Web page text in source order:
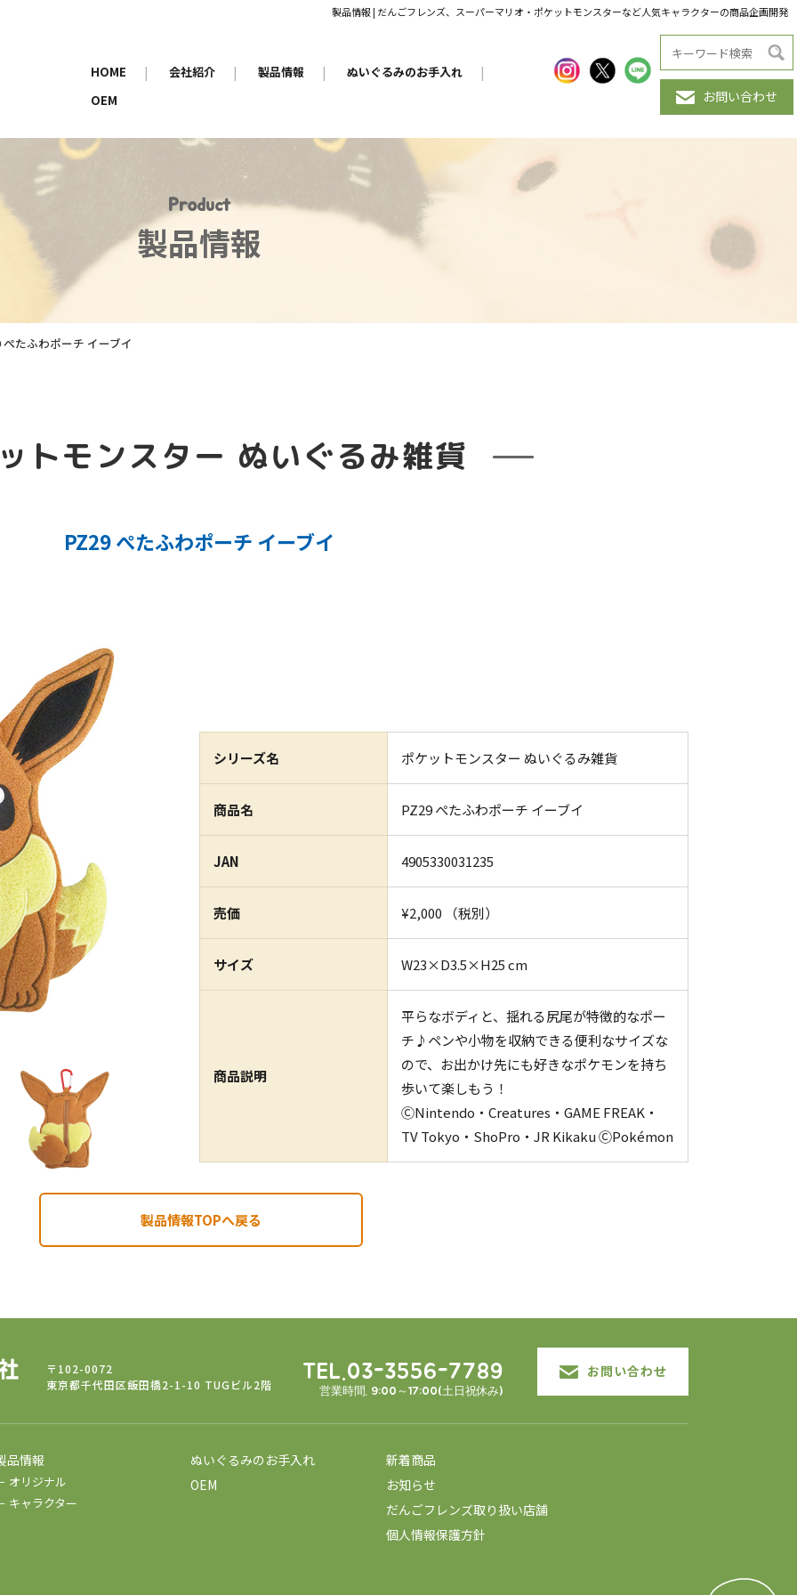
製品情報 | だんごフレンズ、スーパーマリオ・ポケットモンスターなど人気キャラクターの商品企画開発
HOME | 会社紹介 | 製品情報 | ぬいぐるみのお手入れ |
OEM お問い合わせ
Product
製品情報
ぺたふわポーチ イーブイ
トモンスター ぬいぐるみ雑貨
PZ29 ぺたふわポーチ イーブイ
シリーズ名 ポケットモンスター ぬいぐるみ雑貨
商品名 PZ29 ぺたふわポーチ イーブイ
JAN 4905330031235
売価 ¥2,000 （税別）
サイズ W23×D3.5×H25 cm
商品説明
平らなボディと、揺れる尻尾が特徴的なポー
チ♪ペンや小物を収納できる便利なサイズな
ので、お出かけ先にも好きなポケモンを持ち
歩いて楽しもう！
ⒸNintendo・Creatures・GAME FREAK・
TV Tokyo・ShoPro・JR Kikaku ⒸPokémon
製品情報TOPへ戻る
〒102-0072
東京都千代田区飯田橋2-1-10 TUGビル2階
TEL.03-3556-7789
営業時間. 9:00～17:00(土日祝休み)
お問い合わせ
品情報
オリジナル
キャラクター
ぬいぐるみのお手入れ
OEM
新着商品
お知らせ
だんごフレンズ取り扱い店舗
個人情報保護方針